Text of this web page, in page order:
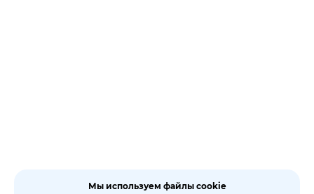
Мы используем файлы cookie